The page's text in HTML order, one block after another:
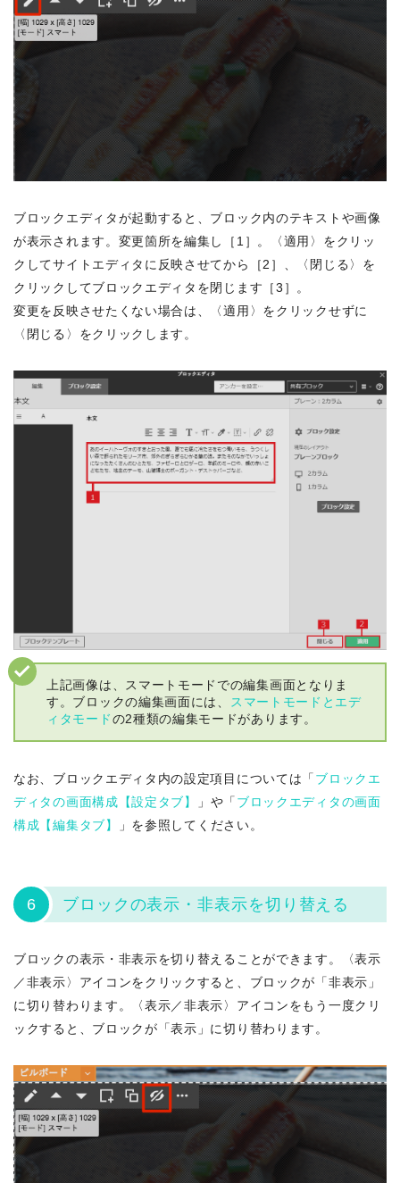
ブロックエディタが起動すると、ブロック内のテキストや画像
が表示されます。変更箇所を編集し［1］。〈適用〉をクリッ
クしてサイトエディタに反映させてから［2］、〈閉じる〉を
クリックしてブロックエディタを閉じます［3］。
変更を反映させたくない場合は、〈適用〉をクリックせずに
〈閉じる〉をクリックします。
上記画像は、スマートモードでの編集画面となりま
す。ブロックの編集画面には、
スマートモードとエデ
ィタモードの2種類の編集モードがあります。
なお、ブロックエディタ内の設定項目については「 ブロックエ
ディタの画面構成【設定タブ】
」や「 ブロックエディタの画面
構成【編集タブ】
」を参照してください。
6 ブロックの表示・非表示を切り替える
ブロックの表示・非表示を切り替えることができます。〈表示
／非表示〉アイコンをクリックすると、ブロックが「非表示」
に切り替わります。〈表示／非表示〉アイコンをもう一度クリ
ックすると、ブロックが「表示」に切り替わります。